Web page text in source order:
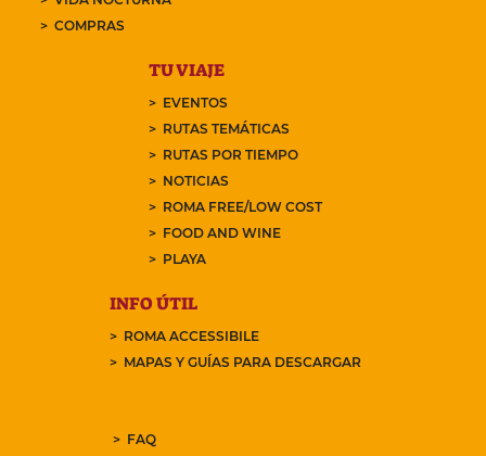
COMPRAS
TU VIAJE
EVENTOS
RUTAS TEMÁTICAS
RUTAS POR TIEMPO
NOTICIAS
ROMA FREE/LOW COST
FOOD AND WINE
PLAYA
INFO ÚTIL
ROMA ACCESSIBILE
MAPAS Y GUÍAS PARA DESCARGAR
FAQ